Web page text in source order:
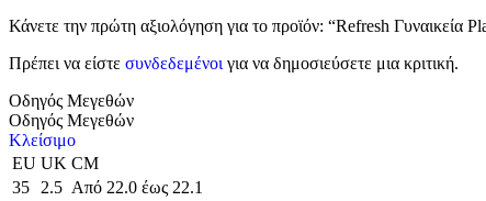
Κάνετε την πρώτη αξιολόγηση για το προϊόν: “Refresh Γυναικεία
Πρέπει να είστε συνδεδεμένοι για να δημοσιεύσετε μια κριτική.
Οδηγός Μεγεθών
Οδηγός Μεγεθών
Κλείσιμο
EU UK CM
35
2.5 Από 22.0 έως 22.1